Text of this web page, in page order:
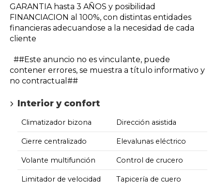
GARANTIA hasta 3 AÑOS y posibilidad
FINANCIACION al 100%, con distintas entidades
financieras adecuandose a la necesidad de cada
cliente
##Este anuncio no es vinculante, puede
contener errores, se muestra a título informativo y
no contractual##
Interior y confort
Climatizador bizona Dirección asistida
Cierre centralizado Elevalunas eléctrico
Volante multifunción Control de crucero
Limitador de velocidad Tapicería de cuero